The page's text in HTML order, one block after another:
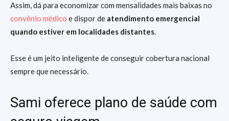
Assim, dá para economizar com mensalidades mais baixas no
convênio médico e dispor de atendimento emergencial
quando estiver em localidades distantes.
Esse é um jeito inteligente de conseguir cobertura nacional
sempre que necessário.
Sami oferece plano de saúde com